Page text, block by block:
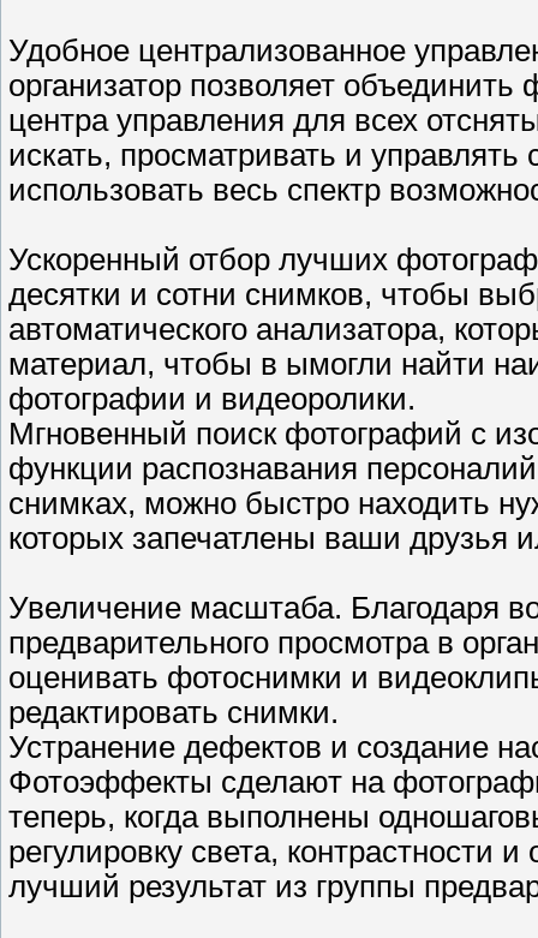
Удобное централизованное
организатор позволяет
центра управления для всех
искать, просматривать и
использовать весь спектр
Ускоренный отбор лучших
десятки и сотни снимков, чтобы
автоматического анализатора,
материал, чтобы в ымогли найти
фотографии и видеоролики.
Мгновенный поиск фотографий с
функции распознавания
снимках, можно быстро находить
которых запечатлены ваши друзья
Увеличение масштаба. Благодаря
предварительного просмотра в
оценивать фотоснимки и
редактировать снимки.
Устранение дефектов и создание
Фотоэффекты сделают на
теперь, когда выполнены
регулировку света, контрастности
лучший результат из группы